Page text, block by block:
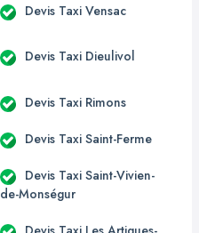
Devis Taxi Vensac
Devis Taxi Dieulivol
Devis Taxi Rimons
Devis Taxi Saint-Ferme
Devis Taxi Saint-Vivien-
de-Monségur